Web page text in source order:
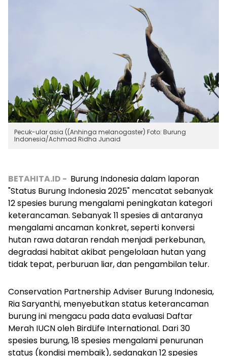
Pecuk-ular asia ((Anhinga melanogaster) Foto: Burung
Indonesia/Achmad Ridha Junaid
BETAHITA.ID - Burung Indonesia dalam laporan
"Status Burung Indonesia 2025" mencatat sebanyak
12 spesies burung mengalami peningkatan kategori
keterancaman. Sebanyak 11 spesies di antaranya
mengalami ancaman konkret, seperti konversi
hutan rawa dataran rendah menjadi perkebunan,
degradasi habitat akibat pengelolaan hutan yang
tidak tepat, perburuan liar, dan pengambilan telur.
Conservation Partnership Adviser Burung Indonesia,
Ria Saryanthi, menyebutkan status keterancaman
burung ini mengacu pada data evaluasi Daftar
Merah IUCN oleh BirdLife International. Dari 30
spesies burung, 18 spesies mengalami penurunan
status (kondisi membaik), sedangkan 12 spesies